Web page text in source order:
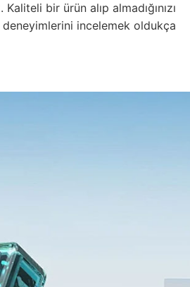
bir ürün alıp almadığınızı
incelemek oldukça